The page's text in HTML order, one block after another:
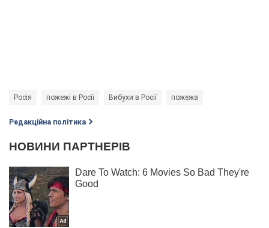
Росія пожежі в Росії Вибухи в Росії пожежа
Редакційна політика